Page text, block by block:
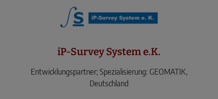
iP-Survey System e.K.
Entwicklungspartner; Spezialisierung: GEOMATIK,
Deutschland